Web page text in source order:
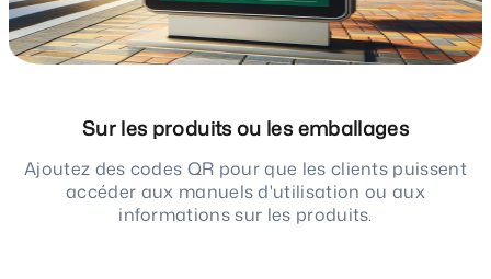
Sur les produits ou les emballages
Ajoutez des codes QR pour que les clients puissent
accéder aux manuels d'utilisation ou aux
informations sur les produits.